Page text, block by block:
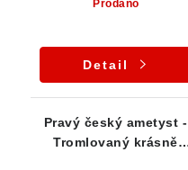
Prodáno
Detail
Pravý český ametyst -
Tromlovaný krásně